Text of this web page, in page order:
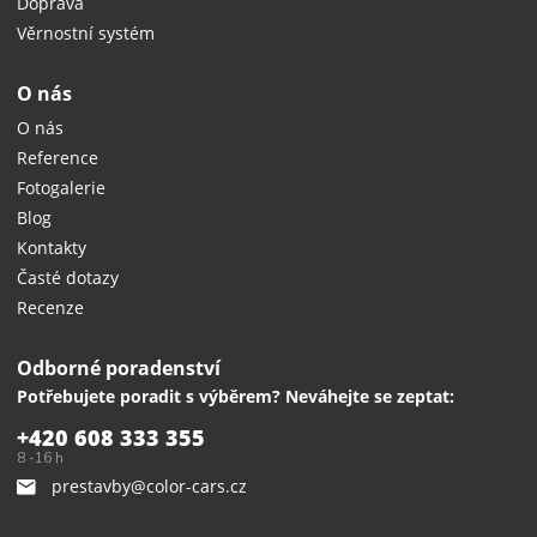
Věrnostní systém
O nás
O nás
Reference
Fotogalerie
Blog
Kontakty
Časté dotazy
Recenze
Odborné poradenství
Potřebujete poradit s výběrem? Neváhejte se zeptat:
+420 608 333 355
8 -16 h
prestavby@color-cars.cz